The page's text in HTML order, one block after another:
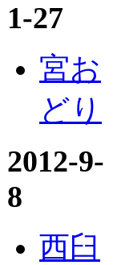
1-27
宮お
どり
2012-9-
8
西臼